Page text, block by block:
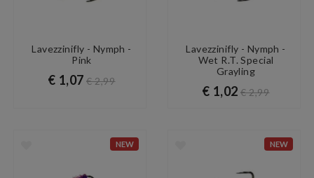
Lavezzinifly - Nymph -
Pink
€ 1,07€ 2,99
Lavezzinifly - Nymph -
Wet R.T. Special
Grayling
€ 1,02€ 2,99
NEW NEW